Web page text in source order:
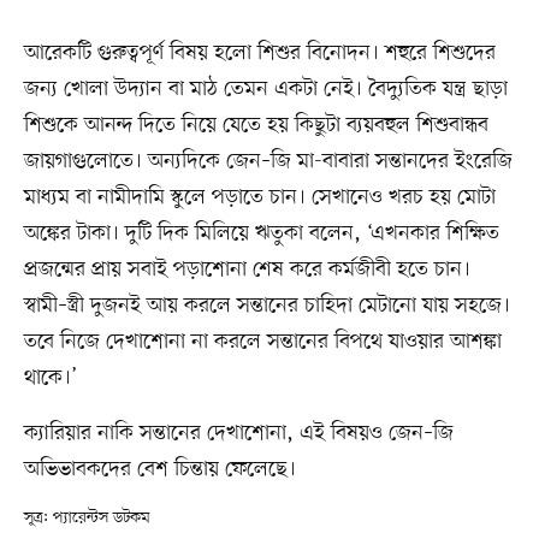
আরেকটি গুরুত্বপূর্ণ বিষয় হলো শিশুর বিনোদন। শহুরে শিশুদের
জন্য খোলা উদ্যান বা মাঠ তেমন একটা নেই। বৈদ্যুতিক যন্ত্র ছাড়া
শিশুকে আনন্দ দিতে নিয়ে যেতে হয় কিছুটা ব্যয়বহুল শিশুবান্ধব
জায়গাগুলোতে। অন্যদিকে জেন–জি মা-বাবারা সন্তানদের ইংরেজি
মাধ্যম বা নামীদামি স্কুলে পড়াতে চান। সেখানেও খরচ হয় মোটা
অঙ্কের টাকা। দুটি দিক মিলিয়ে ঋতুকা বলেন, ‘এখনকার শিক্ষিত
প্রজন্মের প্রায় সবাই পড়াশোনা শেষ করে কর্মজীবী হতে চান।
স্বামী–স্ত্রী দুজনই আয় করলে সন্তানের চাহিদা মেটানো যায় সহজে।
তবে নিজে দেখাশোনা না করলে সন্তানের বিপথে যাওয়ার আশঙ্কা
থাকে।’
ক্যারিয়ার নাকি সন্তানের দেখাশোনা, এই বিষয়ও জেন–জি
অভিভাবকদের বেশ চিন্তায় ফেলেছে।
সূত্র: প্যারেন্টস ডটকম